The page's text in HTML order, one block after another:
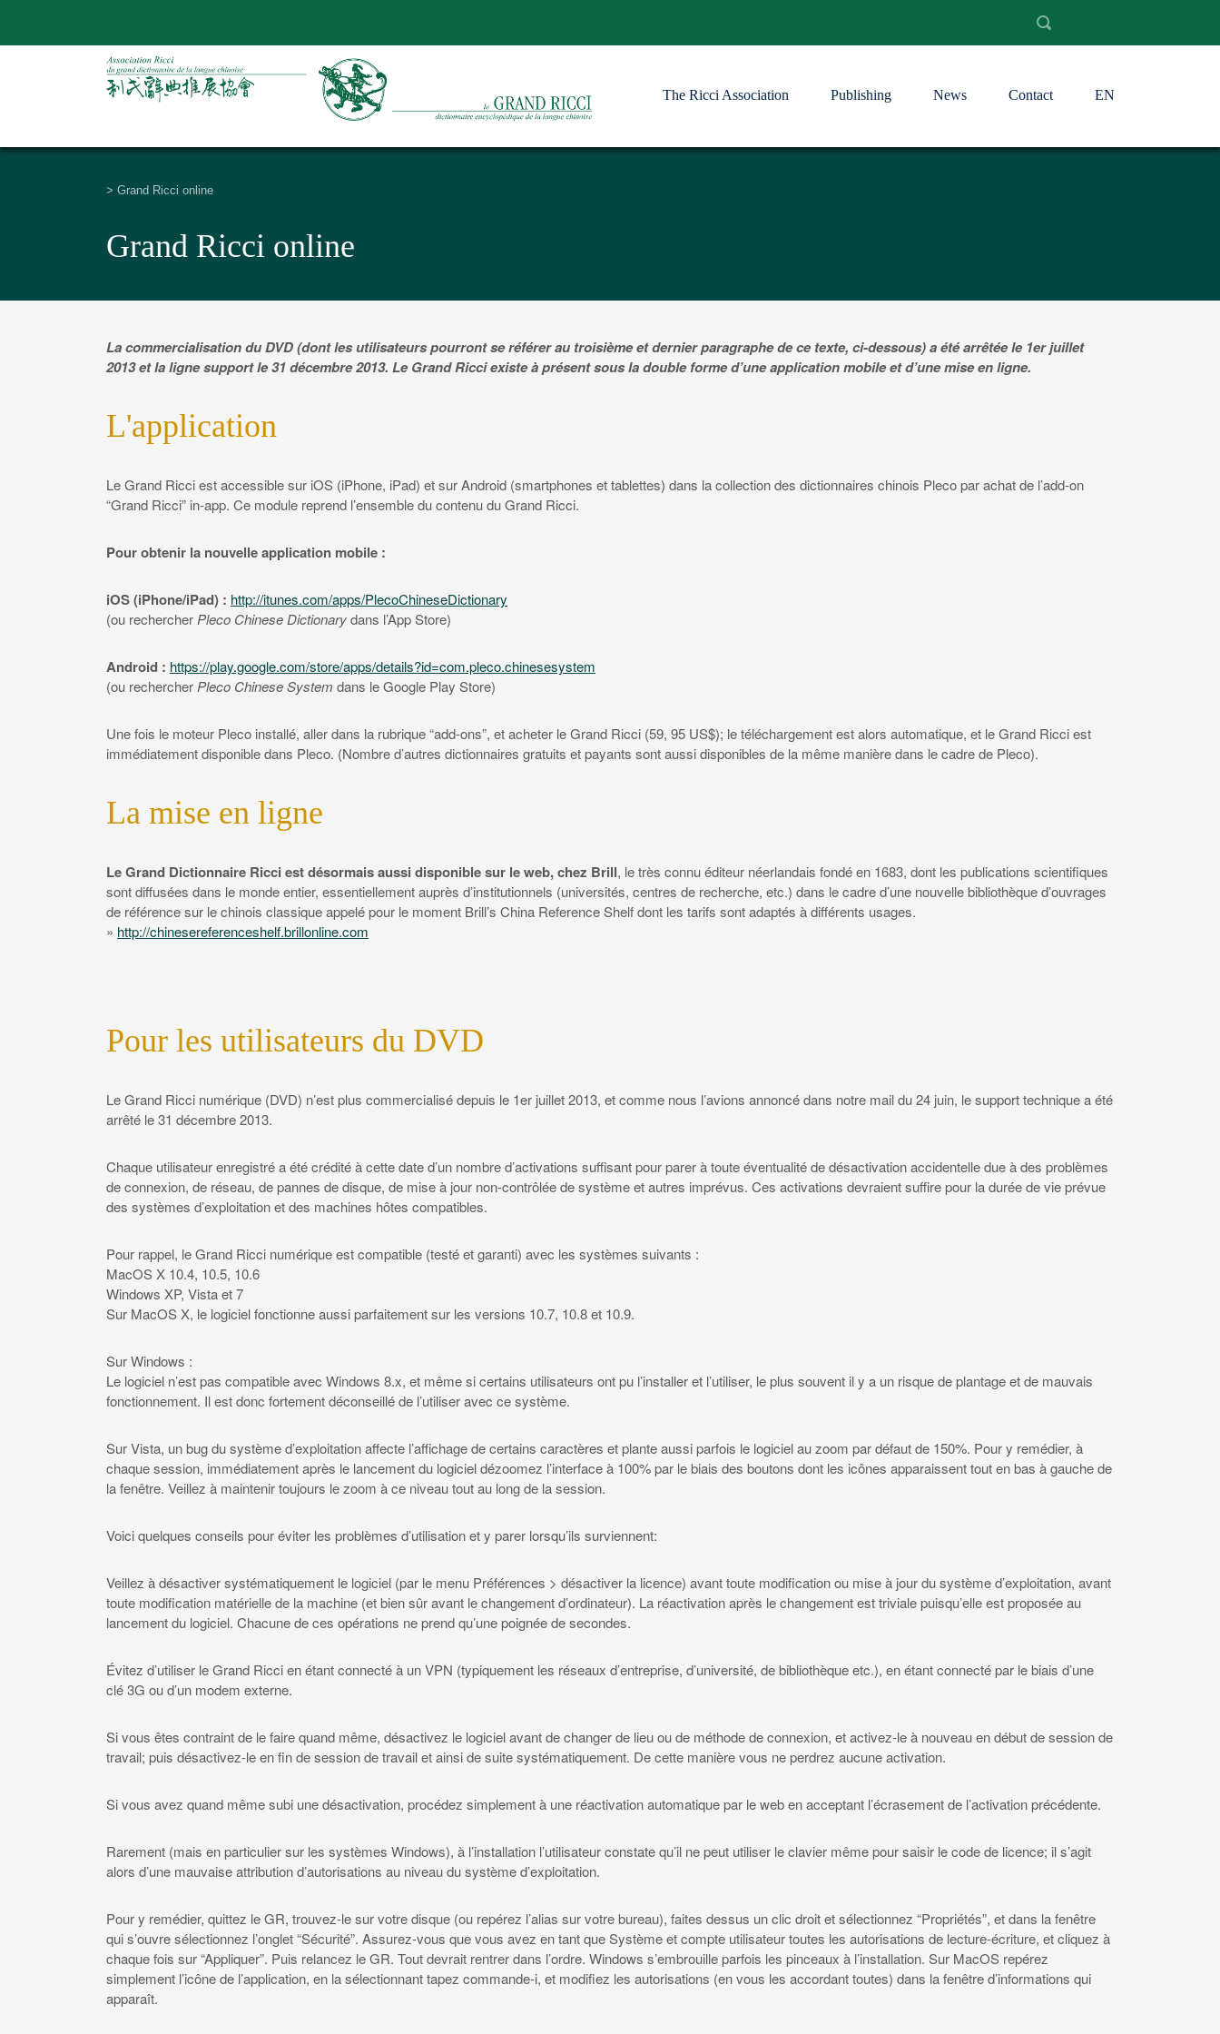
The Ricci Association Publishing News Contact EN
> Grand Ricci online
Grand Ricci online
La commercialisation du DVD (dont les utilisateurs pourront se référer au troisième et dernier paragraphe de ce texte, ci-dessous) a été arrêtée le 1er juillet
2013 et la ligne support le 31 décembre 2013. Le Grand Ricci existe à présent sous la double forme d’une application mobile et d’une mise en ligne.
L'application
Le Grand Ricci est accessible sur iOS (iPhone, iPad) et sur Android (smartphones et tablettes) dans la collection des dictionnaires chinois Pleco par achat de l’add-on
“Grand Ricci” in-app. Ce module reprend l’ensemble du contenu du Grand Ricci.
Pour obtenir la nouvelle application mobile :
iOS (iPhone/iPad) : http://itunes.com/apps/PlecoChineseDictionary
(ou rechercher Pleco Chinese Dictionarydans l’App Store)
Android : https://play.google.com/store/apps/details?id=com.pleco.chinesesystem
(ou rechercher Pleco Chinese System dans le Google Play Store)
Une fois le moteur Pleco installé, aller dans la rubrique “add-ons”, et acheter le Grand Ricci (59, 95 US$); le téléchargement est alors automatique, et le Grand Ricci est
immédiatement disponible dans Pleco. (Nombre d’autres dictionnaires gratuits et payants sont aussi disponibles de la même manière dans le cadre de Pleco).
La mise en ligne
Le Grand Dictionnaire Ricci est désormais aussi disponible sur le web, chez Brill, le très connu éditeur néerlandais fondé en 1683, dont les publications scientifiques
sont diffusées dans le monde entier, essentiellement auprès d’institutionnels (universités, centres de recherche, etc.) dans le cadre d’une nouvelle bibliothèque d’ouvrages
de référence sur le chinois classique appelé pour le moment Brill’s China Reference Shelf dont les tarifs sont adaptés à différents usages.
» http://chinesereferenceshelf.brillonline.com
Pour les utilisateurs du DVD
Le Grand Ricci numérique (DVD) n’est plus commercialisé depuis le 1er juillet 2013, et comme nous l’avions annoncé dans notre mail du 24 juin, le support technique a été
arrêté le 31 décembre 2013.
Chaque utilisateur enregistré a été crédité à cette date d’un nombre d’activations suffisant pour parer à toute éventualité de désactivation accidentelle due à des problèmes
de connexion, de réseau, de pannes de disque, de mise à jour non-contrôlée de système et autres imprévus. Ces activations devraient suffire pour la durée de vie prévue
des systèmes d’exploitation et des machines hôtes compatibles.
Pour rappel, le Grand Ricci numérique est compatible (testé et garanti) avec les systèmes suivants :
MacOS X 10.4, 10.5, 10.6
Windows XP, Vista et 7
Sur MacOS X, le logiciel fonctionne aussi parfaitement sur les versions 10.7, 10.8 et 10.9.
Sur Windows :
Le logiciel n’est pas compatible avec Windows 8.x, et même si certains utilisateurs ont pu l’installer et l’utiliser, le plus souvent il y a un risque de plantage et de mauvais
fonctionnement. Il est donc fortement déconseillé de l’utiliser avec ce système.
Sur Vista, un bug du système d’exploitation affecte l’affichage de certains caractères et plante aussi parfois le logiciel au zoom par défaut de 150%. Pour y remédier, à
chaque session, immédiatement après le lancement du logiciel dézoomez l’interface à 100% par le biais des boutons dont les icônes apparaissent tout en bas à gauche de
la fenêtre. Veillez à maintenir toujours le zoom à ce niveau tout au long de la session.
Voici quelques conseils pour éviter les problèmes d’utilisation et y parer lorsqu’ils surviennent:
Veillez à désactiver systématiquement le logiciel (par le menu Préférences > désactiver la licence) avant toute modification ou mise à jour du système d’exploitation, avant
toute modification matérielle de la machine (et bien sûr avant le changement d’ordinateur). La réactivation après le changement est triviale puisqu’elle est proposée au
lancement du logiciel. Chacune de ces opérations ne prend qu’une poignée de secondes.
Évitez d’utiliser le Grand Ricci en étant connecté à un VPN (typiquement les réseaux d’entreprise, d’université, de bibliothèque etc.), en étant connecté par le biais d’une
clé 3G ou d’un modem externe.
Si vous êtes contraint de le faire quand même, désactivez le logiciel avant de changer de lieu ou de méthode de connexion, et activez-le à nouveau en début de session de
travail; puis désactivez-le en fin de session de travail et ainsi de suite systématiquement. De cette manière vous ne perdrez aucune activation.
Si vous avez quand même subi une désactivation, procédez simplement à une réactivation automatique par le web en acceptant l’écrasement de l’activation précédente.
Rarement (mais en particulier sur les systèmes Windows), à l’installation l’utilisateur constate qu’il ne peut utiliser le clavier même pour saisir le code de licence; il s’agit
alors d’une mauvaise attribution d’autorisations au niveau du système d’exploitation.
Pour y remédier, quittez le GR, trouvez-le sur votre disque (ou repérez l’alias sur votre bureau), faites dessus un clic droit et sélectionnez “Propriétés”, et dans la fenêtre
qui s’ouvre sélectionnez l’onglet “Sécurité”. Assurez-vous que vous avez en tant que Système et compte utilisateur toutes les autorisations de lecture-écriture, et cliquez à
chaque fois sur “Appliquer”. Puis relancez le GR. Tout devrait rentrer dans l’ordre. Windows s’embrouille parfois les pinceaux à l’installation. Sur MacOS repérez
simplement l’icône de l’application, en la sélectionnant tapez commande-i, et modifiez les autorisations (en vous les accordant toutes) dans la fenêtre d’informations qui
apparaît.